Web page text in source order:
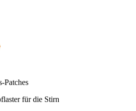
für die Stirn